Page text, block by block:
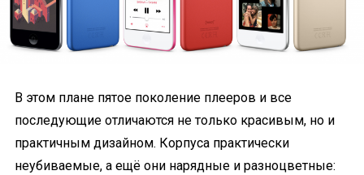
В этом плане пятое поколение плееров и все
последующие отличаются не только красивым, но и
практичным дизайном. Корпуса практически
неубиваемые, а ещё они нарядные и разноцветные: